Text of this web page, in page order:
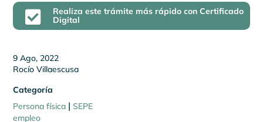

Realiza este trámite más rápido con Certificado
Digital
9 Ago, 2022
Rocío Villaescusa
Categoría
Persona física |SEPE
empleo